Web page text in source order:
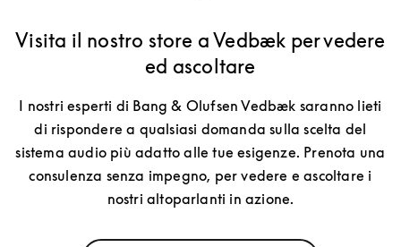
Visita il nostro store a Vedbæk per vedere
ed ascoltare
I nostri esperti di Bang & Olufsen Vedbæk saranno lieti
di rispondere a qualsiasi domanda sulla scelta del
sistema audio più adatto alle tue esigenze. Prenota una
consulenza senza impegno, per vedere e ascoltare i
nostri altoparlanti in azione.